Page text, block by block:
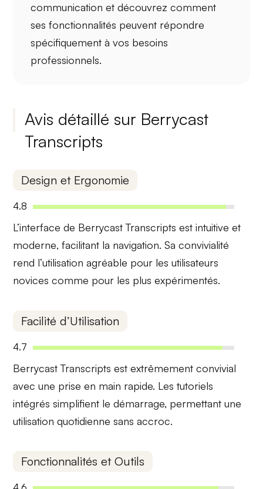
communication et découvrez comment
ses fonctionnalités peuvent répondre
spécifiquement à vos besoins
professionnels.
Avis détaillé sur Berrycast
Transcripts
Design et Ergonomie
4.8
L’interface de Berrycast Transcripts estintuitive et
moderne, facilitant la navigation. Sa convivialité
rend l’utilisation agréable pour les utilisateurs
novices comme pour les plus expérimentés.
Facilité d’Utilisation
4.7
Berrycast Transcripts estextrêmement convivial
avec une prise en main rapide. Les tutoriels
intégrés simplifient le démarrage, permettant une
utilisation quotidienne sans accroc.
Fonctionnalités et Outils